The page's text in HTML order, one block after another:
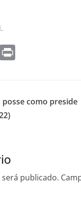
M
como preside
publicado.